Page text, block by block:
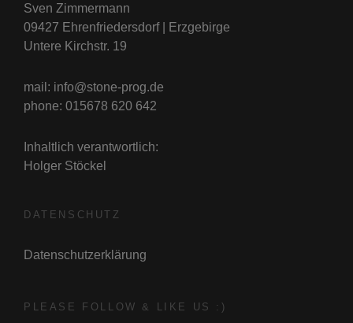
Sven Zimmermann
09427 Ehrenfriedersdorf | Erzgebirge
Untere Kirchstr. 19
mail: info@stone-prog.de
phone: 015678 620 642
Inhaltlich verantwortlich:
Holger Stöckel
DATENSCHUTZ
Datenschutzerklärung
PLEASE FOLLOW & LIKE US :)